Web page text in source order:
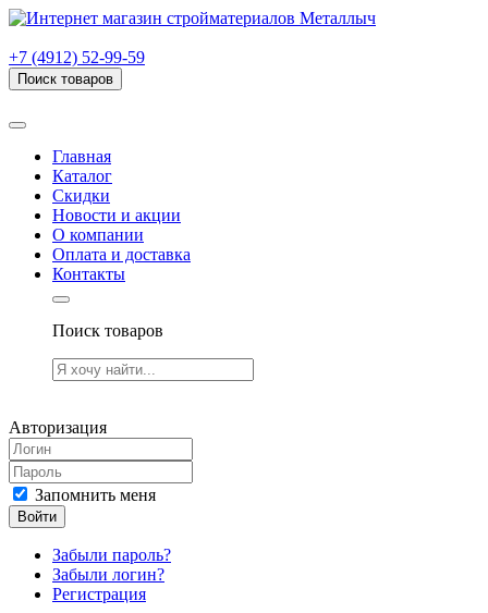
+7 (4912) 52-99-59
Поиск товаров
Главная
Каталог
Скидки
Новости и акции
О компании
Оплата и доставка
Контакты
Поиск товаров
Авторизация
Запомнить меня
Войти
Забыли пароль?
Забыли логин?
Регистрация